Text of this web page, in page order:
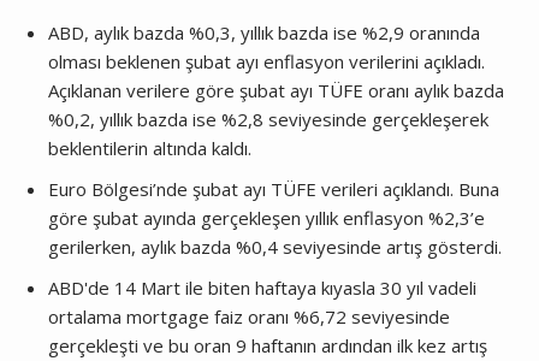
ABD, aylık bazda %0,3, yıllık bazda ise %2,9 oranında
olması beklenen şubat ayı enflasyon verilerini açıkladı.
Açıklanan verilere göre şubat ayı TÜFE oranı aylık bazda
%0,2, yıllık bazda ise %2,8 seviyesinde gerçekleşerek
beklentilerin altında kaldı.
Euro Bölgesi’nde şubat ayı TÜFE verileri açıklandı. Buna
göre şubat ayında gerçekleşen yıllık enflasyon %2,3’e
gerilerken, aylık bazda %0,4 seviyesinde artış gösterdi.
ABD'de 14 Mart ile biten haftaya kıyasla 30 yıl vadeli
ortalama mortgage faiz oranı %6,72 seviyesinde
gerçekleşti ve bu oran 9 haftanın ardından ilk kez artış